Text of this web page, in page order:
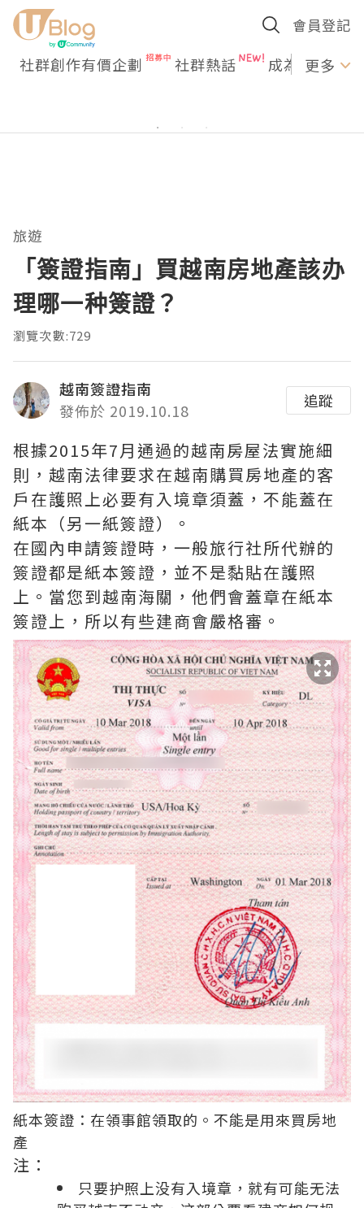
會員登記
社群創作有價企劃 社群熱話 成為U更多
旅遊
「簽證指南」買越南房地產該办
理哪一种簽證？
瀏覽次數:729
越南簽證指南
發佈於 2019.10.18
追蹤
根據2015年7月通過的越南房屋法實施細
則，越南法律要求在越南購買房地產的客
戶在護照上必要有入境章須蓋，不能蓋在
紙本（另一紙簽證）。
在國內申請簽證時，一般旅行社所代辦的
簽證都是紙本簽證，並不是黏貼在護照
上。當您到越南海關，他們會蓋章在紙本
簽證上，所以有些建商會嚴格審。
紙本簽證：在領事館領取的。不能是用來買房地
產
注：
只要护照上没有入境章，就有可能无法